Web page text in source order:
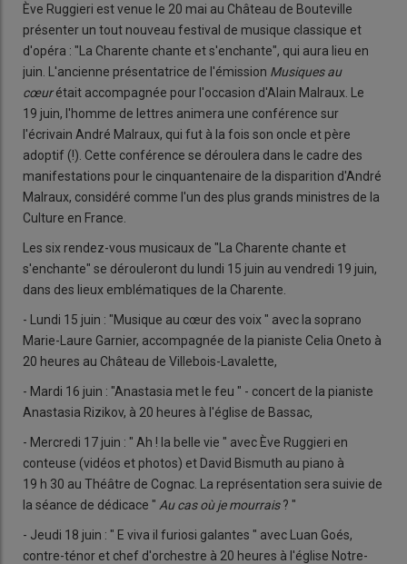
Ève Ruggieri est venue le 20 mai au Château de Bouteville
présenter un tout nouveau festival de musique classique et
d'opéra : "La Charente chante et s'enchante", qui aura lieu en
juin. L'ancienne présentatrice de l'émission Musiques au
cœurétait accompagnée pour l'occasion d'Alain Malraux. Le
19 juin, l'homme de lettres animera une conférence sur
l'écrivain André Malraux, qui fut à la fois son oncle et père
adoptif (!). Cette conférence se déroulera dans le cadre des
manifestations pour le cinquantenaire de la disparition d'André
Malraux, considéré comme l'un des plus grands ministres de la
Culture en France.
Les six rendez-vous musicaux de "La Charente chante et
s'enchante" se dérouleront du lundi 15 juin au vendredi 19 juin,
dans des lieux emblématiques de la Charente.
- Lundi 15 juin : "Musique au cœur des voix " avec la soprano
Marie-Laure Garnier, accompagnée de la pianiste Celia Oneto à
20 heures au Château de Villebois-Lavalette,
- Mardi 16 juin : "Anastasia met le feu " - concert de la pianiste
Anastasia Rizikov, à 20 heures à l'église de Bassac,
- Mercredi 17 juin : " Ah ! la belle vie " avec Ève Ruggieri en
conteuse (vidéos et photos) et David Bismuth au piano à
19 h 30 au Théâtre de Cognac. La représentation sera suivie de
la séance de dédicace " Au cas où je mourrais? "
- Jeudi 18 juin : " E viva il furiosi galantes " avec Luan Goés,
contre-ténor et chef d'orchestre à 20 heures à l'église Notre-